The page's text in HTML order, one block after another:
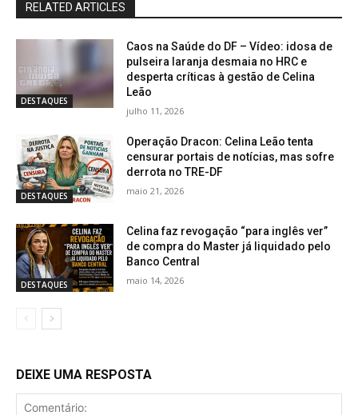
RELATED ARTICLES
DESTAQUES
Caos na Saúde do DF – Vídeo: idosa de
pulseira laranja desmaia no HRC e
desperta críticas à gestão de Celina
Leão
julho 11, 2026
DESTAQUES
Operação Dracon: Celina Leão tenta
censurar portais de notícias, mas sofre
derrota no TRE-DF
maio 21, 2026
DESTAQUES
Celina faz revogação “para inglês ver”
de compra do Master já liquidado pelo
Banco Central
maio 14, 2026
DEIXE UMA RESPOSTA